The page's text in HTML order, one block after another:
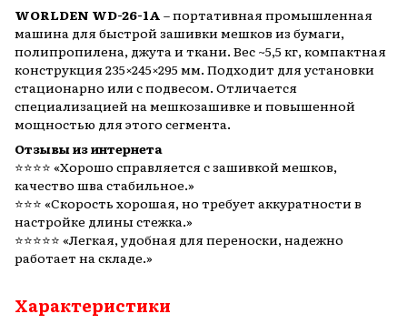
WORLDEN WD-26-1A – портативная промышленная
машина для быстрой зашивки мешков из бумаги,
полипропилена, джута и ткани. Вес ~5,5 кг, компактная
конструкция 235×245×295 мм. Подходит для установки
стационарно или с подвесом. Отличается
специализацией на мешкозашивке и повышенной
мощностью для этого сегмента.
Отзывы из интернета
⭐️⭐️⭐️⭐ «Хорошо справляется с зашивкой мешков,
качество шва стабильное.»
⭐️⭐️⭐ «Скорость хорошая, но требует аккуратности в
настройке длины стежка.»
⭐️⭐️⭐️⭐⭐ «Легкая, удобная для переноски, надежно
работает на складе.»
Характеристики